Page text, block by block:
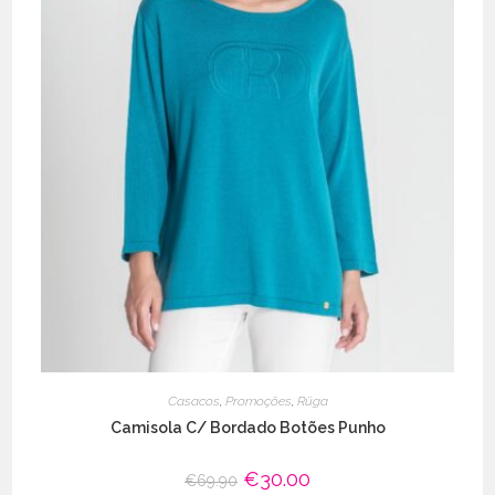
Casacos, Promoções, Rüga
Camisola C/ Bordado Botões Punho
€69.90 O
€30.00